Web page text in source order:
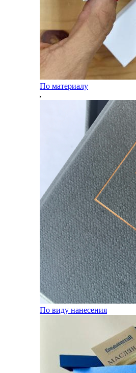
По материалу
По виду нанесения